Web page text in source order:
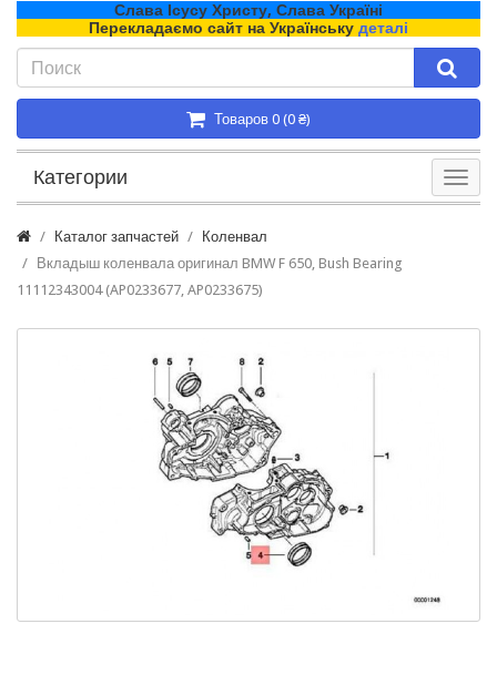
Слава Ісусу Христу, Слава Україні
Перекладаємо сайт на Українську деталі
Товаров 0 (0 ₴)
Категории
Каталог запчастей
Коленвал
Вкладыш коленвала оригинал BMW F 650, Bush Bearing
11112343004 (AP0233677, AP0233675)